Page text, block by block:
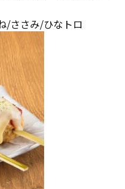
/ささみ/ひなトロ